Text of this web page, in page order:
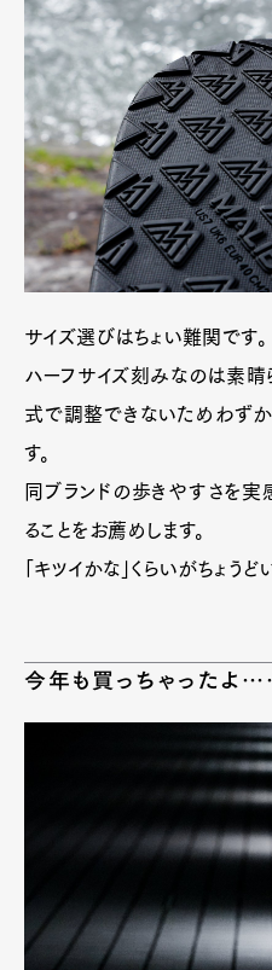
サイズ選びはちょい難関です。
ハーフサイズ刻みなのは素晴
式で調整できないためわずか
す。
同ブランドの歩きやすさを実
ることをお薦めします。
「キツイかな」くらいがちょう
今年も買っちゃったよ